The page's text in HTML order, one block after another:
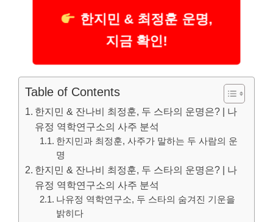
한지민 & 최정훈 운명,
지금 확인!
Table of Contents
한지민 & 잔나비 최정훈, 두 스타의 운명은? | 나
유정 역학연구소의 사주 분석
한지민과 최정훈, 사주가 말하는 두 사람의 운
명
한지민 & 잔나비 최정훈, 두 스타의 운명은? | 나
유정 역학연구소의 사주 분석
나유정 역학연구소, 두 스타의 숨겨진 기운을
밝히다